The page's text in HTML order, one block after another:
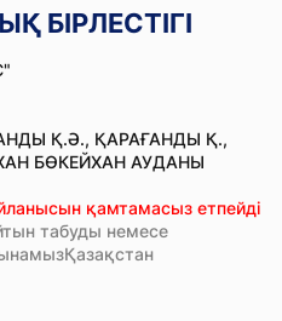
БІРЛЕСТІГІ
Қ.Ә., ҚАРАҒАНДЫ Қ.,
БӨКЕЙХАН АУДАНЫ
қамтамасыз етпейді
табуды немесе